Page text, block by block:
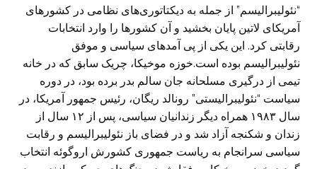
“نئولیبرالیسم” از جمله به دیکتاتوری‌های نظامی در کشورهای
آمریکای لاتین پایان بخشید و آن کشور‌ها را وارد انتخابات
رقابتی کرد. این یکی از پی آمدهای سیاسی و موفق
نئولیبرالیسم بوده است.خوزه موخیکا، چریک سابق که در خانه
تیمی از درگیری مسلحانه جان سالم بدر برده بود، در دوره
سیاست “نئولیبرالیستی” رونالد ریگان، رئیس جمهور آمریکا، در
سال ۱۹۸۳ همراه دیگر زندانیان سیاسی، پس از ۱۲ سال از
زندان و شکنجه آزاد شد و در فضای باز نئولیبرالیسم و رقابت
سیاسی سرانجام به ریاست جمهوری کشورش اروگوئه انتخاب